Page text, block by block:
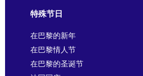
特殊节日
在巴黎的新年
在巴黎情人节
在巴黎的圣诞节